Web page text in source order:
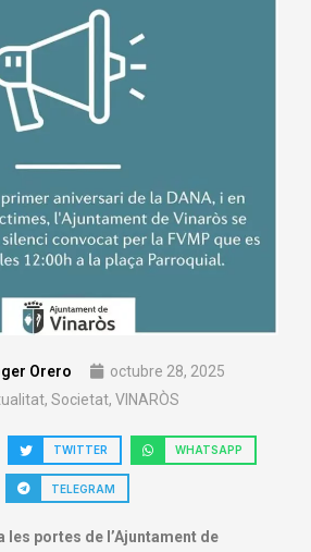
Orero
octubre 28, 2025
, Societat, VINARÒS
TWITTER WHATSAPP
TELEGRAM
les portes de l’Ajuntament de